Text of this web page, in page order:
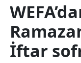
İftar